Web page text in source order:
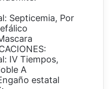
Por
Tiempos,
A
estatal